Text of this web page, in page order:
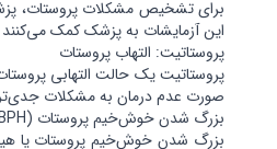
این آزمایشات به پزشک کمک
پروستاتیت: التهاب پروستات
پروستاتیت یک حالت التهابی
صورت عدم درمان به مشکلات
بزرگ شدن خوش‌خیم پروستات (BPH)